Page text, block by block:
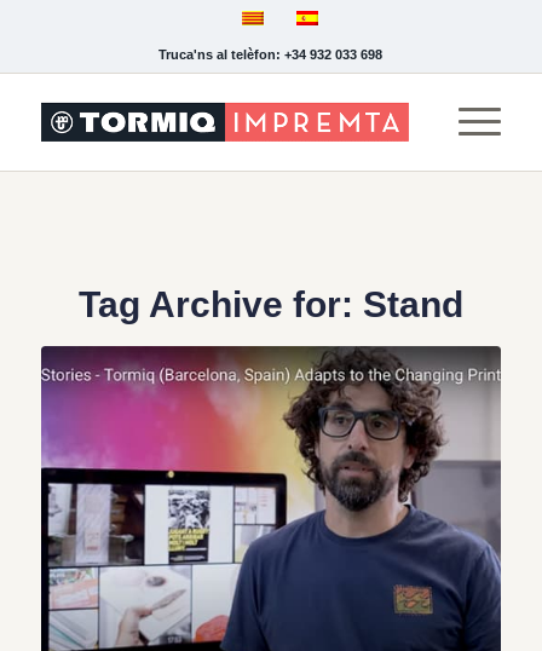
Truca'ns al telèfon: +34 932 033 698
Tag Archive for: Stand